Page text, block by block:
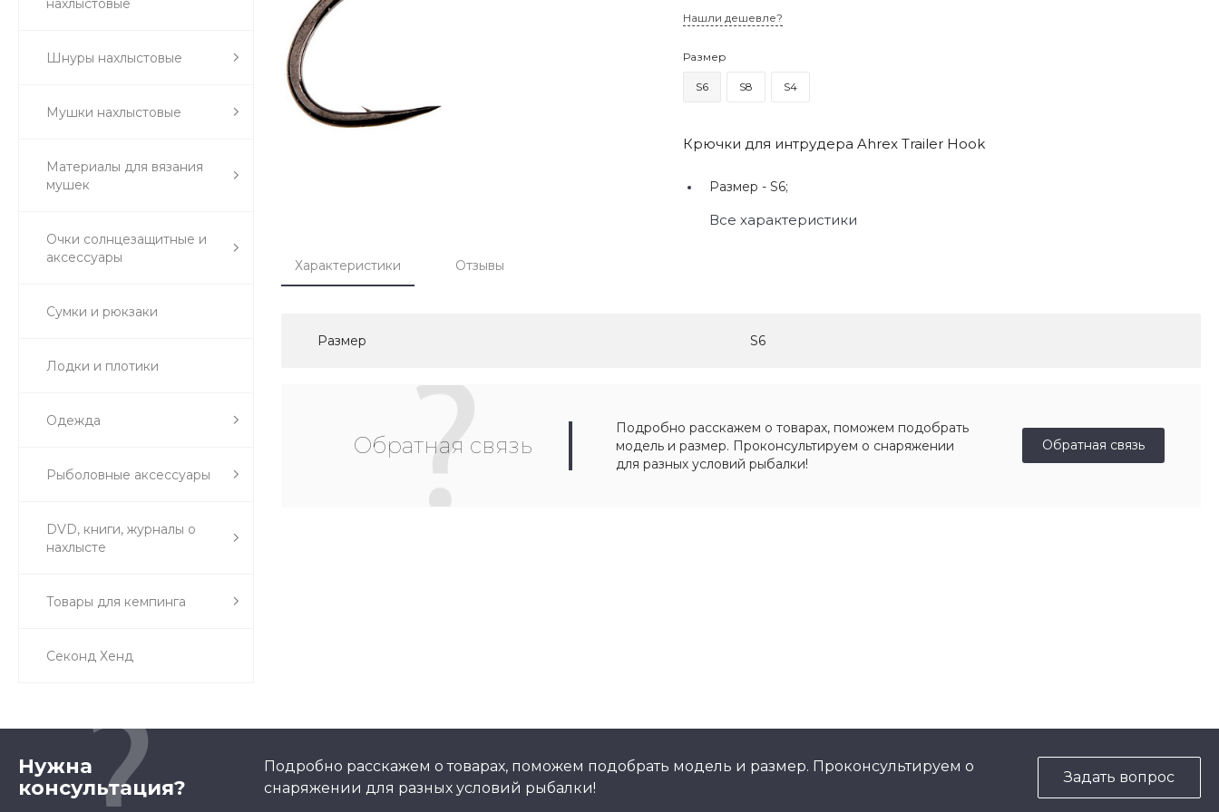
нахлыстовые
Шнуры нахлыстовые
Мушки нахлыстовые
Материалы для вязания
мушек
Очки солнцезащитные и
аксессуары
Сумки и рюкзаки
Лодки и плотики
Одежда
Рыболовные аксессуары
DVD, книги, журналы о
нахлысте
Товары для кемпинга
Секонд Хенд
Нашли дешевле?
Размер
S6 S8 S4
Крючки для интрудера Ahrex Trailer Hook
Размер - S6;
Все характеристики
Характеристики Отзывы
Размер S6
Обратная связь
Подробно расскажем о товарах, поможем подобрать
модель и размер. Проконсультируем о снаряжении
для разных условий рыбалки!
Обратная связь
Нужна
консультация?
Подробно расскажем о товарах, поможем подобрать модель и размер. Проконсультируем о
снаряжении для разных условий рыбалки!
Задать вопрос